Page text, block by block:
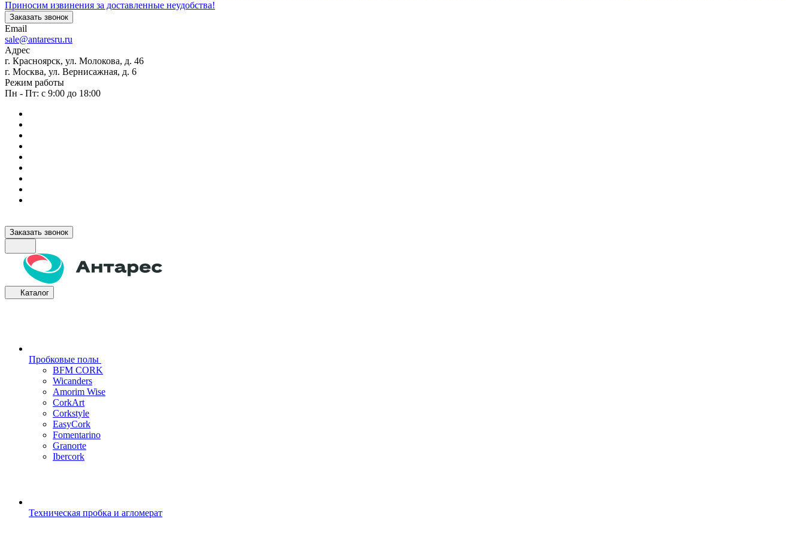
Приносим извинения за доставленные неудобства!
Заказать звонок
Email
sale@antaresru.ru
Адрес
г. Красноярск, ул. Молокова, д. 46
г. Москва, ул. Вернисажная, д. 6
Режим работы
Пн - Пт: с 9:00 до 18:00
Заказать звонок
Каталог
Пробковые полы
BFM CORK
Wicanders
Amorim Wise
CorkArt
Corkstyle
EasyCork
Fomentarino
Granorte
Ibercork
Техническая пробка и агломерат